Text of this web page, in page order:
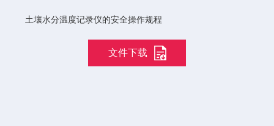
土壤水分温度记录仪的安全操作规程
文件下载